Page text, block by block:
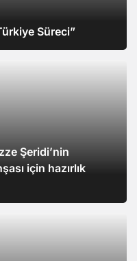
Süreci”
Şeridi’nin
için hazırlık